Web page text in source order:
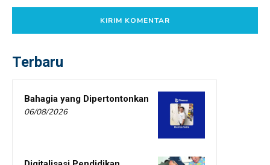
Terbaru
Bahagia yang Dipertontonkan
06/08/2026